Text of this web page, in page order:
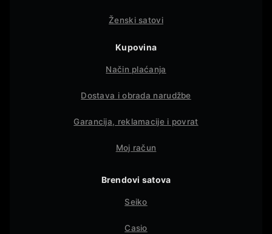
Ženski satovi
Kupovina
Način plaćanja
Dostava i obrada narudžbe
Garancija, reklamacije i povrat
Moj račun
Brendovi satova
Seiko
Casio